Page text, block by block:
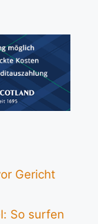
Gericht
So surfen